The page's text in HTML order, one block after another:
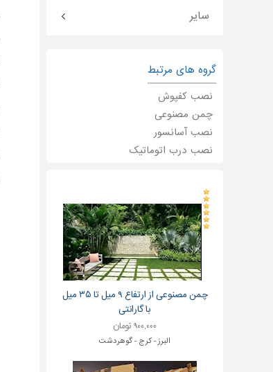
سایر
گروه های مرتبط
نصب کفپوش
چمن مصنوعی
نصب آسانسور
نصب درب اتوماتیک
چمن مصنوعی از ارتفاع ۹ میل تا ۳۵ میل
با گارانتی
۹۰۰,۰۰۰ تومان
البرز - کرج - گوهردشت